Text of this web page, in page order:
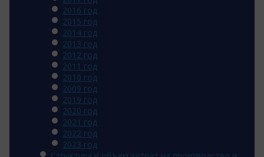
2016 год
2015 год
2014 год
2013 год
2012 год
2011 год
2010 год
2009 год
2019 год
2020 год
2021 год
2022 год
2023 год